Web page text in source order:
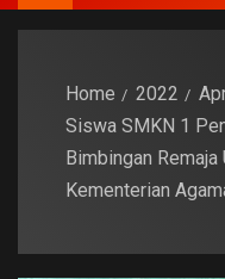
Home 2022
Siswa SMKN 1
Bimbingan
Kementerian